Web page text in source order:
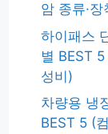
암 종류·
하이패스
별 BEST 5
성비)
차량용 냉
BEST 5 (